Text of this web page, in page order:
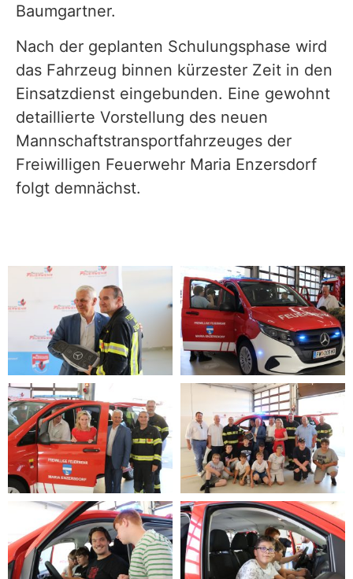
Baumgartner.
Nach der geplanten Schulungsphase wird
das Fahrzeug binnen kürzester Zeit in den
Einsatzdienst eingebunden. Eine gewohnt
detaillierte Vorstellung des neuen
Mannschaftstransportfahrzeuges der
Freiwilligen Feuerwehr Maria Enzersdorf
folgt demnächst.